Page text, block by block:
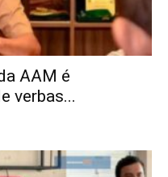
AAM é
verbas...